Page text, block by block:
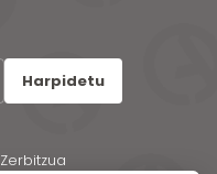
Harpidetu
Zerbitzua